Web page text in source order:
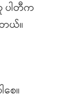
တူ ပါတီက
ယ်။
ေ။